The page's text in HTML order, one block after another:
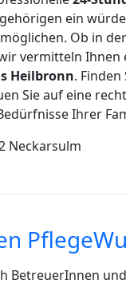
ein
Ob in der
vermitteln
Heilbronn.
Sie auf eine
Ihrer
Neckarsulm
BetreuerInnen